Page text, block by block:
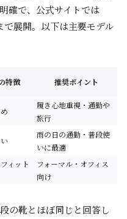
確で、公式サイトでは
展開。以下は主要モデル
特徴 推奨ポイント
履き心地重視・通勤や
旅行
雨の日の通勤・普段使
いに最適
ィット
フォーマル・オフィス
向け
の靴とほぼ同じと回答し